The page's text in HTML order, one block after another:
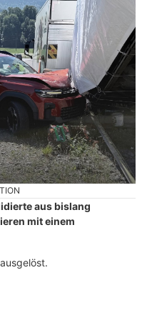
aus bislang
mit einem